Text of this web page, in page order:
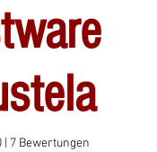
5.0 von fünf
| 7 Bewertungen